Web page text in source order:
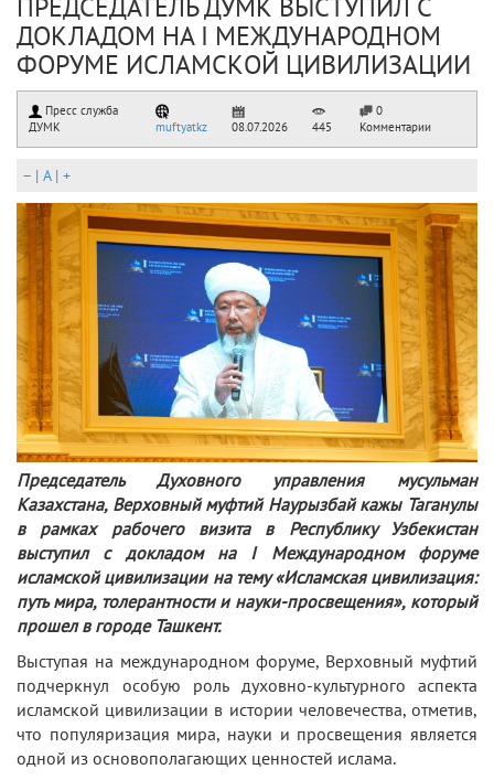
ДОКЛАДОМ НА І МЕЖДУНАРОДНОМ
ФОРУМЕ ИСЛАМСКОЙ ЦИВИЛИЗАЦИИ
Пресс служба
ДУМК
muftyatkz 08.07.2026 445
0
Комментарии
– | A| +
Председатель Духовного управления мусульман
Казахстана, Верховный муфтий Наурызбай кажы Таганулы
в рамках рабочего визита в Республику Узбекистан
выступил с докладом на І Международном форуме
исламской цивилизации на тему «Исламская цивилизация:
путь мира, толерантности и науки-просвещения», который
прошел в городе Ташкент.
Выступая на международном форуме, Верховный муфтий
подчеркнул особую роль духовно-культурного аспекта
исламской цивилизации в истории человечества, отметив,
что популяризация мира, науки и просвещения является
одной из основополагающих ценностей ислама.